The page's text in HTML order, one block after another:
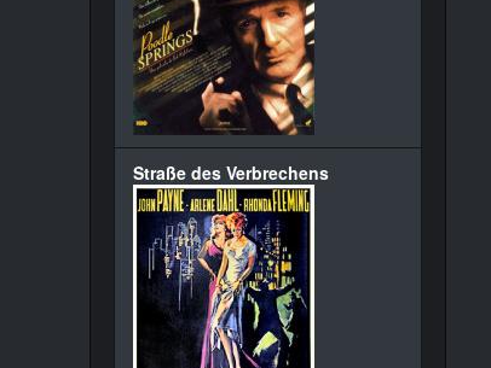
Straße des Verbrechens